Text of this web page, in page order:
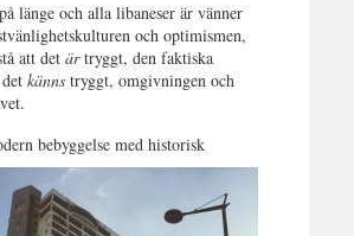
länge och alla libaneser är vänner
och optimismen,
att detärtryggt, den faktiska
detkänns tryggt, omgivningen och
bebyggelse med historisk